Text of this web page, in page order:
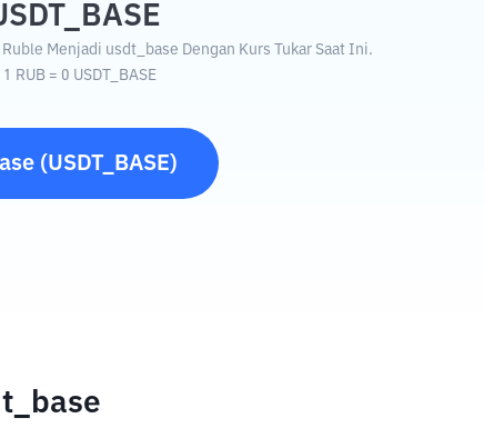
Menjadi usdt_base Dengan Kurs Tukar Saat Ini.
1 RUB = 0 USDT_BASE
(USDT_BASE)